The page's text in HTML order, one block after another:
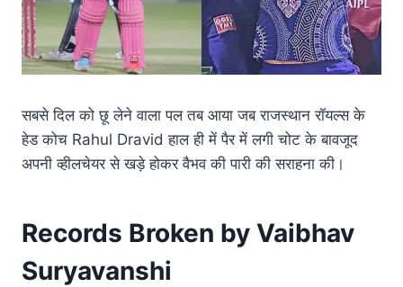
सबसे दिल को छू लेने वाला पल तब आया जब राजस्थान रॉयल्स के
हेड कोच Rahul Dravid हाल ही में पैर में लगी चोट के बावजूद
अपनी व्हीलचेयर से खड़े होकर वैभव की पारी की सराहना की।
Records Broken by Vaibhav
Suryavanshi